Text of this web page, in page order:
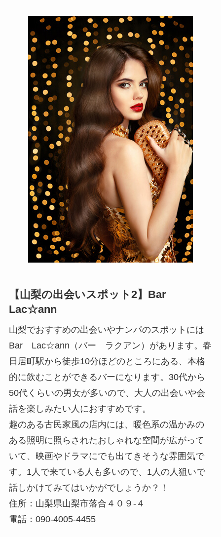
【山梨の出会いスポット2】Bar
Lac☆ann
山梨でおすすめの出会いやナンパのスポットには
Bar Lac☆ann（バー ラクアン）があります。春
日居町駅から徒歩10分ほどのところにある、本格
的に飲むことができるバーになります。30代から
50代くらいの男女が多いので、大人の出会いや会
話を楽しみたい人におすすめです。
趣のある古民家風の店内には、暖色系の温かみの
ある照明に照らされたおしゃれな空間が広がって
いて、映画やドラマにでも出てきそうな雰囲気で
す。1人で来ている人も多いので、1人の人狙いで
話しかけてみてはいかがでしょうか？！
住所：山梨県山梨市落合４０９-４
電話：090-4005-4455